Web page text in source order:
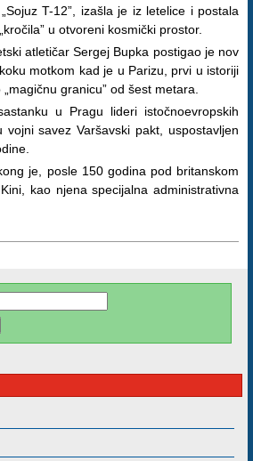
T-12”, izašla je iz letelice i postala
u otvoreni kosmički prostor.
atletičar Sergej Bupka postigao je nov
motkom kad je u Parizu, prvi u istoriji
granicu” od šest metara.
u Pragu lideri istočnoevropskih
vojni savez Varšavski pakt, uspostavljen
je, posle 150 godina pod britanskom
kao njena specijalna administrativna